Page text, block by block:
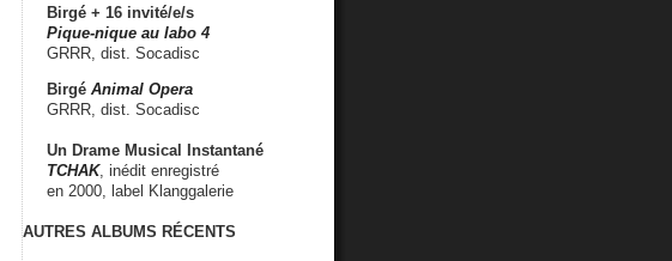
Birgé + 16 invité/e/s
Pique-nique au labo 4
GRRR, dist. Socadisc
Birgé Animal Opera
GRRR, dist. Socadisc
Un Drame Musical Instantané
TCHAK, inédit enregistré
en 2000, label Klanggalerie
AUTRES ALBUMS RÉCENTS